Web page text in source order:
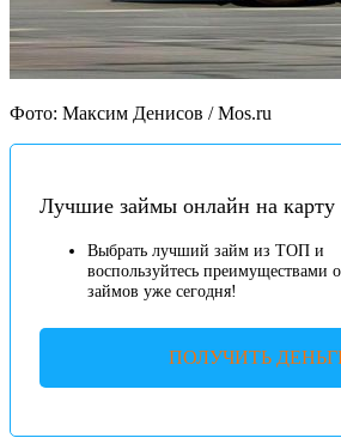
Фото: Максим Денисов / Mos.ru
Лучшие займы онлайн на карту
Выбрать лучший займ из ТОП и
воспользуйтесь преимуществами
займов уже сегодня!
ПОЛУЧИТЬ